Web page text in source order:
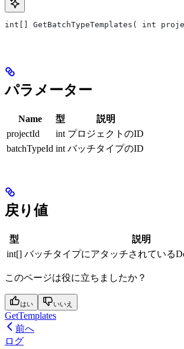
int[] GetBatchTypeTemplates( int
パラメーター
Name 型
説明
projectId
int プロジェクトのID
batchTypeId int バッチタイプのID
戻り値
型
説明
int[] バッチタイプにアタッチされている
このページは役に立ちましたか？
はい いいえ
GetTemplates
前へ
ログ